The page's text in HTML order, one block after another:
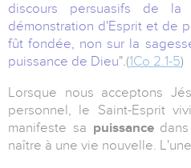
discours persuasifs de
démonstration d'Esprit et de
fût fondée, non sur la
puissance de Dieu".(1Co 2.1-5)
Lorsque nous acceptons
personnel, le Saint-Esprit
manifeste sa puissancedans
naître à une vie nouvelle.